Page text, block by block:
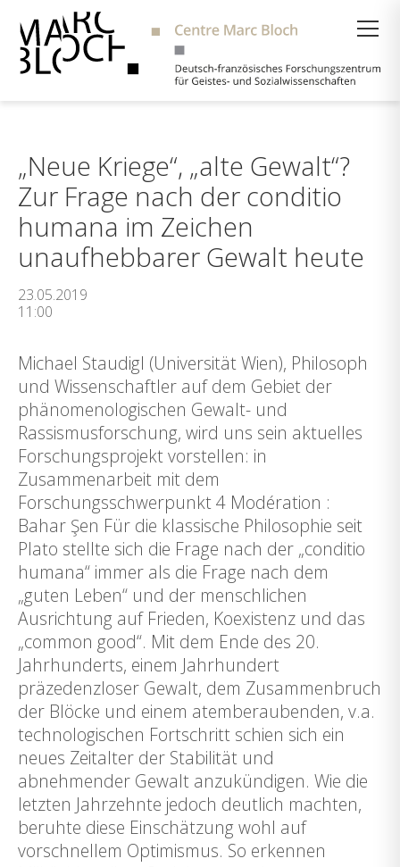
„Neue Kriege“, „alte Gewalt“?
Zur Frage nach der conditio
humana im Zeichen
unaufhebbarer Gewalt heute
23.05.2019
11:00
Michael Staudigl (Universität Wien), Philosoph
und Wissenschaftler auf dem Gebiet der
phänomenologischen Gewalt- und
Rassismusforschung, wird uns sein aktuelles
Forschungsprojekt vorstellen: in
Zusammenarbeit mit dem
Forschungsschwerpunkt 4 Modération :
Bahar Şen Für die klassische Philosophie seit
Plato stellte sich die Frage nach der „conditio
humana“ immer als die Frage nach dem
„guten Leben“ und der menschlichen
Ausrichtung auf Frieden, Koexistenz und das
„common good“. Mit dem Ende des 20.
Jahrhunderts, einem Jahrhundert
präzedenzloser Gewalt, dem Zusammenbruch
der Blöcke und einem atemberaubenden, v.a.
technologischen Fortschritt schien sich ein
neues Zeitalter der Stabilität und
abnehmender Gewalt anzukündigen. Wie die
letzten Jahrzehnte jedoch deutlich machten,
beruhte diese Einschätzung wohl auf
vorschnellem Optimismus. So erkennen